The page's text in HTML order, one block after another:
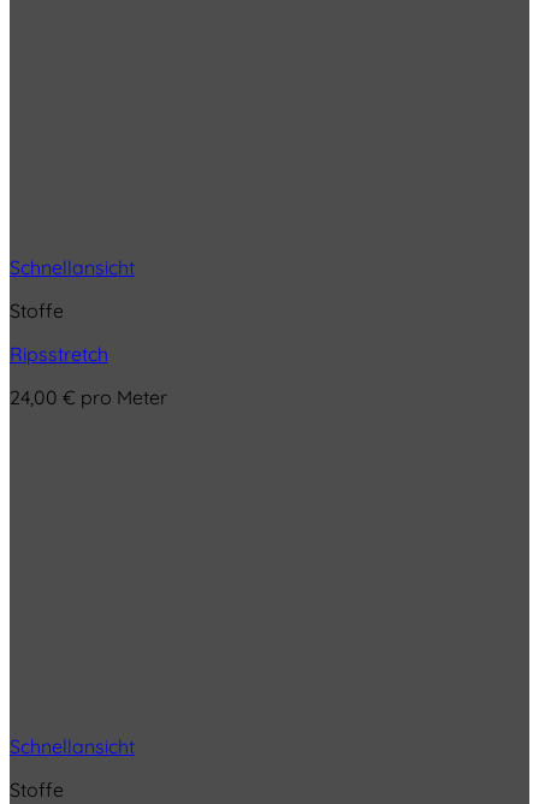
Schnellansicht
Stoffe
Ripsstretch
24,00 € pro Meter
Schnellansicht
Stoffe